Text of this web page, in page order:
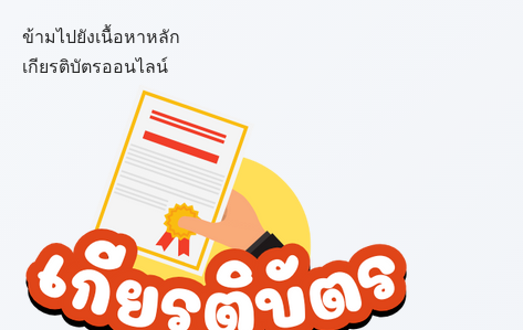
ข้ามไปยังเนื้อหาหลัก
เกียรติบัตรออนไลน์